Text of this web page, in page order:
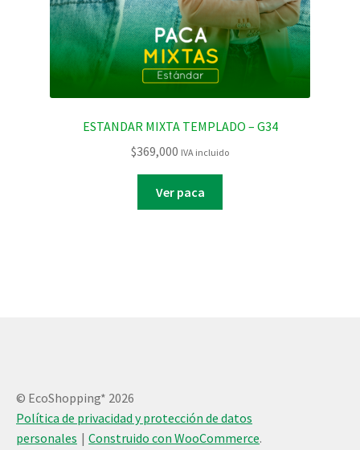
ESTANDAR MIXTA TEMPLADO – G34
$369,000 IVA incluido
Ver paca
© EcoShopping* 2026
Política de privacidad y protección de datos
personales
Construido con WooCommerce.